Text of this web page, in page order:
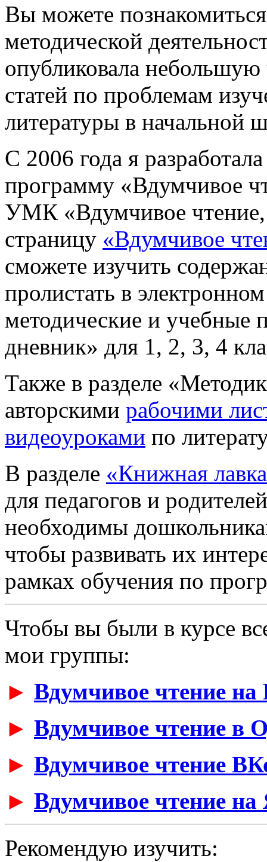
Вы можете
методической
опубликовала небольшую
статей по проблемам
литературы в начальной
С 2006 года я
программу «Вдумчивое
УМК «Вдумчивое чтение,
страницу «Вдумчивое
сможете изучить
пролистать в
методические и учебные
дневник» для 1, 2, 3, 4
Также в разделе
авторскими рабочими
видеоуроками по
В разделе «Книжная
для педагогов и
необходимы
чтобы развивать их
рамках обучения по
Чтобы вы были в курсе
мои группы:
► Вдумчивое чтение на
► Вдумчивое чтение в
► Вдумчивое чтение
► Вдумчивое чтение на
Рекомендую изучить: